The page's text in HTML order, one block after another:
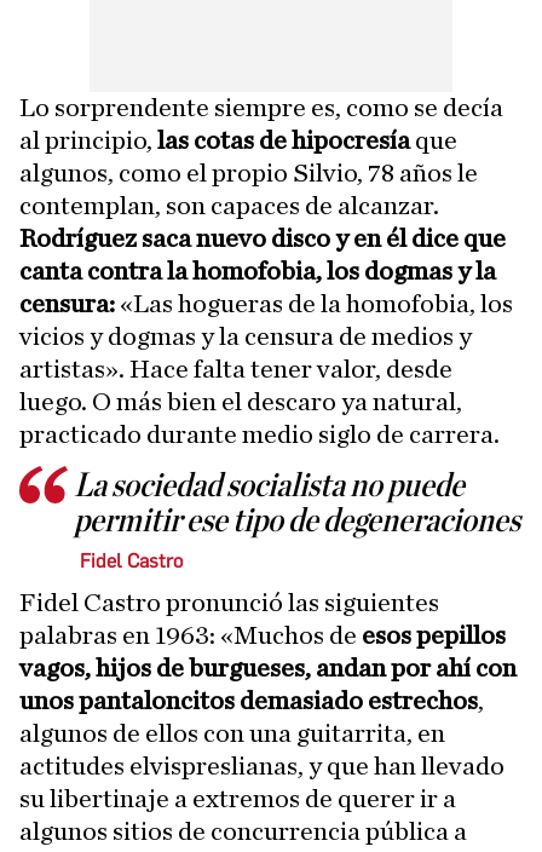
Lo sorprendente siempre es, como se decía
al principio, las cotas de hipocresíaque
algunos, como el propio Silvio, 78 años le
contemplan, son capaces de alcanzar.
Rodríguez saca nuevo disco y en él dice que
canta contra la homofobia, los dogmas y la
censura: «Las hogueras de la homofobia, los
vicios y dogmas y la censura de medios y
artistas». Hace falta tener valor, desde
luego. O más bien el descaro ya natural,
practicado durante medio siglo de carrera.
La sociedad socialista no puede
permitir ese tipo de degeneraciones
Fidel Castro
Fidel Castro pronunció las siguientes
palabras en 1963: «Muchos de esos pepillos
vagos, hijos de burgueses, andan por ahí con
unos pantaloncitos demasiado estrechos,
algunos de ellos con una guitarrita, en
actitudes elvispreslianas, y que han llevado
su libertinaje a extremos de querer ir a
algunos sitios de concurrencia pública a